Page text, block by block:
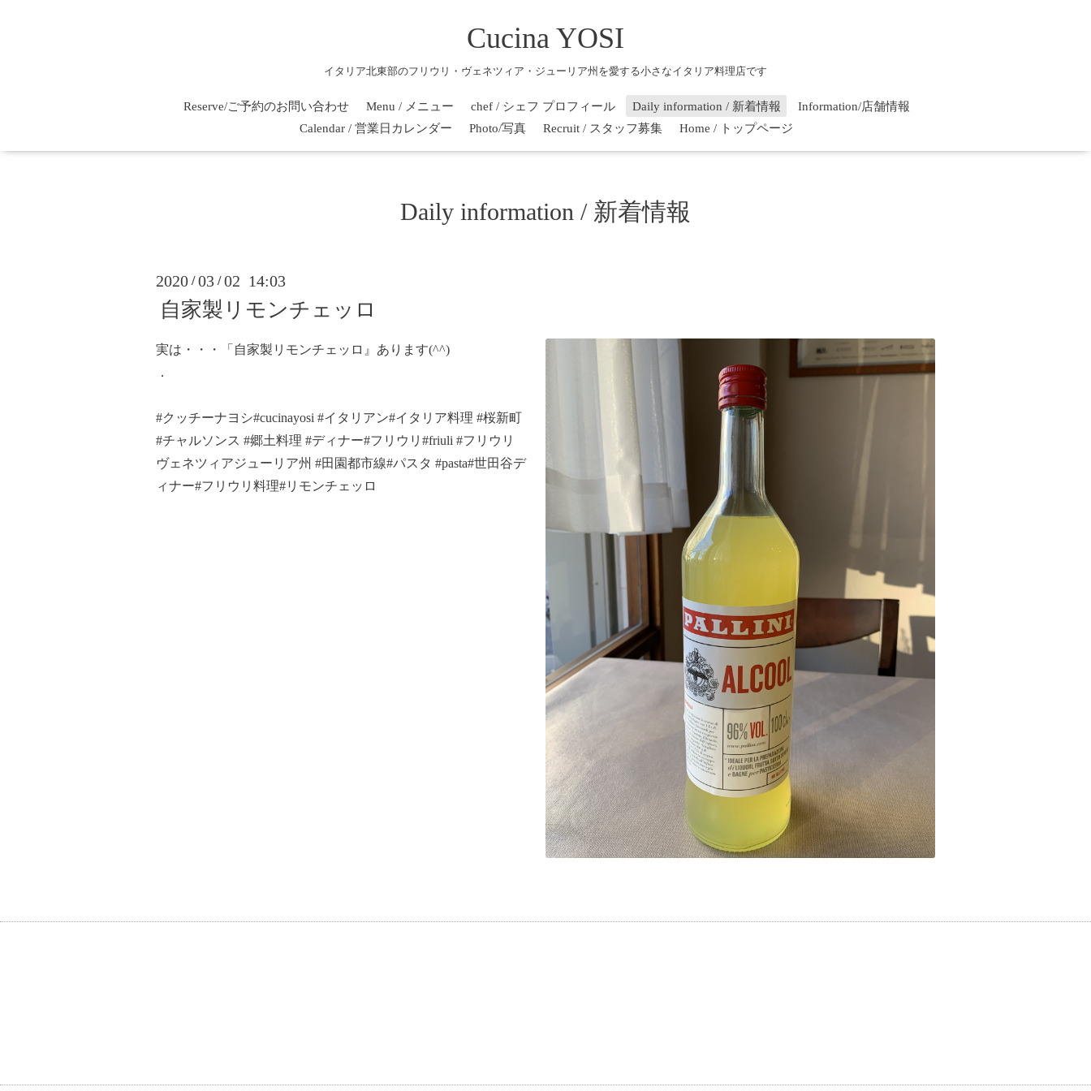
Cucina YOSI
イタリア北東部のフリウリ・ヴェネツィア・ジューリア州を愛する小さなイタリア料理店です
Reserve/ご予約のお問い合わせ Menu / メニュー chef / シェフ プロフィール Daily information / 新着情報
Information/店舗情報
Calendar / 営業日カレンダー
Photo/写真 Recruit / スタッフ募集 Home / トップページ
Daily information / 新着情報
2020 /03 /02 14:03
自家製リモンチェッロ
実は・・・「自家製リモンチェッロ』あります(^^)
．
#クッチーナヨシ#cucinayosi #イタリアン#イタリア料理 #桜新町
#チャルソンス #郷土料理 #ディナー#フリウリ#friuli #フリウリ
ヴェネツィアジューリア州 #田園都市線#パスタ #pasta#世田谷デ
ィナー#フリウリ料理#リモンチェッロ